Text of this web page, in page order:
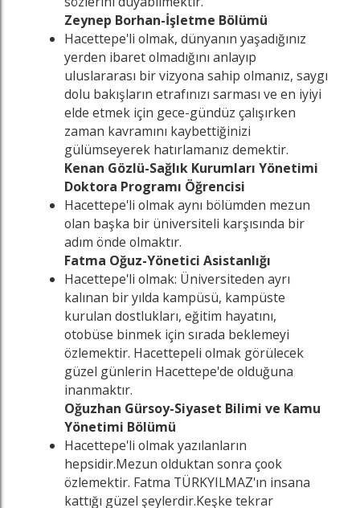
Zeynep Borhan-İşletme Bölümü
Hacettepe'li olmak, dünyanın yaşadığınız
yerden ibaret olmadığını anlayıp
uluslararası bir vizyona sahip olmanız, saygı
dolu bakışların etrafınızı sarması ve en iyiyi
elde etmek için gece-gündüz çalışırken
zaman kavramını kaybettiğinizi
gülümseyerek hatırlamanız demektir.
Kenan Gözlü-Sağlık Kurumları Yönetimi
Doktora Programı Öğrencisi
Hacettepe'li olmak aynı bölümden mezun
olan başka bir üniversiteli karşısında bir
adım önde olmaktır.
Fatma Oğuz-Yönetici Asistanlığı
Hacettepe'li olmak: Üniversiteden ayrı
kalınan bir yılda kampüsü, kampüste
kurulan dostlukları, eğitim hayatını,
otobüse binmek için sırada beklemeyi
özlemektir. Hacettepeli olmak görülecek
güzel günlerin Hacettepe'de olduğuna
inanmaktır.
Oğuzhan Gürsoy-Siyaset Bilimi ve Kamu
Yönetimi Bölümü
Hacettepe'li olmak yazılanların
hepsidir.Mezun olduktan sonra çook
özlemektir. Fatma TÜRKYILMAZ'ın insana
kattığı güzel şeylerdir.Keşke tekrar